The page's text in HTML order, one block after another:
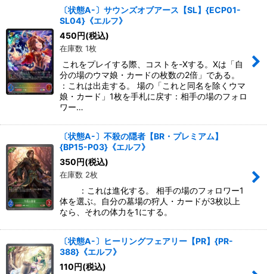
〔状態A-〕サウンズオブアース【SL】{ECP01-
SL04}《エルフ》
450円(税込)
在庫数 1枚
これをプレイする際、コストを-Xする。Xは「自
分の場のウマ娘・カードの枚数の2倍」である。
：これは出走する。 場の「これと同名を除くウマ
娘・カード」1枚を手札に戻す：相手の場のフォロ
ワー…
〔状態A-〕不殺の隠者【BR・プレミアム】
{BP15-P03}《エルフ》
350円(税込)
在庫数 2枚
：これは進化する。 相手の場のフォロワー1
体を選ぶ。自分の墓場の狩人・カードが3枚以上
なら、それの体力を1にする。
〔状態A-〕ヒーリングフェアリー【PR】{PR-
388}《エルフ》
110円(税込)